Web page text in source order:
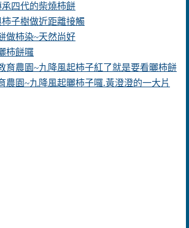
四代的柴燒柿餅
子樹做近距離接觸
做柿染~天然尚好
柿餅囉
育農園~九降風起柿子紅了就是要看曬柿餅
農園~九降風起曬柿子囉.黃澄澄的一大片